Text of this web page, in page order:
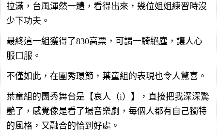
拉滿，台風渾然一體，看得出來，幾位姐姐練習時沒
少下功夫。
最終這一組獲得了830高票，可謂一騎絕塵，讓人心
服口服。
不僅如此，在團秀環節，葉童組的表現也令人驚喜。
葉童組的團秀舞台是【哀人（i）】，直接把我深深驚
艷了，感覺像是看了場音樂劇，每個人都有自己獨特
的風格，又融合的恰到好處。